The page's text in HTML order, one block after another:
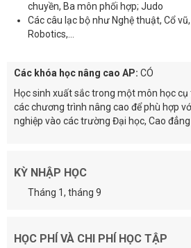
chuyền, Ba môn phối hợp; Judo
Các câu lạc bộ như Nghệ thuật, Cổ
Robotics,...
Các khóa học nâng cao AP: CÓ
Học sinh xuất sắc trong một môn học
các chương trình nâng cao để phù hợp
nghiệp vào các trường Đại học, Cao đẳng
KỲ NHẬP HỌC
Tháng 1, tháng 9
HỌC PHÍ VÀ CHI PHÍ HỌC TẬP